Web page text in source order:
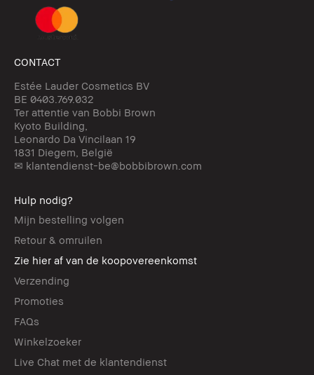
CONTACT
Estée Lauder Cosmetics BV
BE 0403.769.032
Ter attentie van Bobbi Brown
Kyoto Building,
Leonardo Da Vincilaan 19
1831 Diegem, België
✉ klantendienst-be@bobbibrown.com
Hulp nodig?
Mijn bestelling volgen
Retour & omruilen
Zie hier af van de koopovereenkomst
Verzending
Promoties
FAQs
Winkelzoeker
Live Chat met de klantendienst